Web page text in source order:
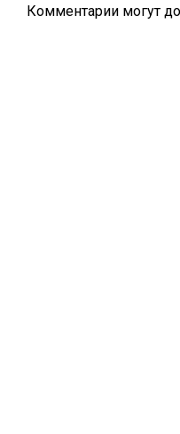
Комментарии могут